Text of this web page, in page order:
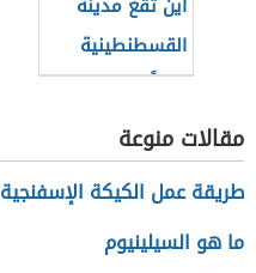
القسطنطينية
حالياً
مقالات منوعة
طريقة عمل الكيكة الإسفنجية
ما هو السيلينيوم